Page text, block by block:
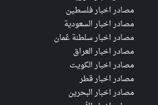
مصادر اخبار فلسطين
مصادر اخبار السعودية
مصادر اخبار سلطنة عُمان
مصادر اخبار العراق
مصادر اخبار الكويت
مصادر اخبار قطر
مصادر اخبار البحرين